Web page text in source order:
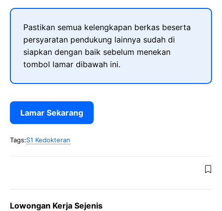
Pastikan semua kelengkapan berkas beserta
persyaratan pendukung lainnya sudah di
siapkan dengan baik sebelum menekan
tombol lamar dibawah ini.
Lamar Sekarang
Tags:S1 Kedokteran
Lowongan Kerja Sejenis